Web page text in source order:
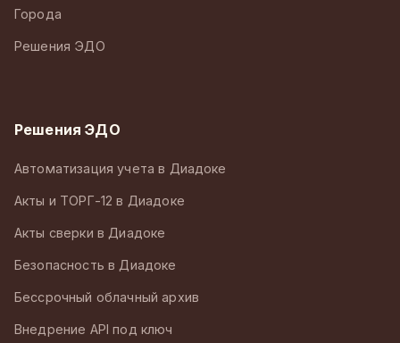
Города
Решения ЭДО
Решения ЭДО
Автоматизация учета в Диадоке
Акты и ТОРГ-12 в Диадоке
Акты сверки в Диадоке
Безопасность в Диадоке
Бессрочный облачный архив
Внедрение API под ключ